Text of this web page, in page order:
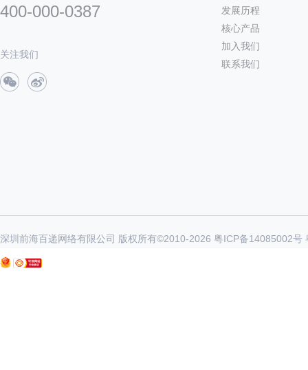
400-000-0387
关注我们
发展历程
核心产品
加入我们
联系我们
深圳前海百递网络有限公司 版权所有©2010-2026 粤ICP备14085002号